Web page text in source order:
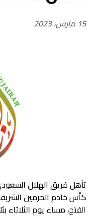
15 مارس، 2023
تأهل فريق الهلال
كأس خادم الحرمين
الفتح، مساء يوم